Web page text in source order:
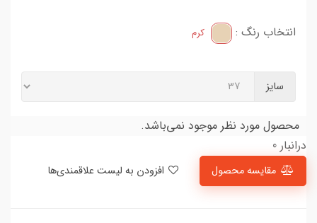
انتخاب رنگ : کرم
سایز
محصول مورد نظر موجود نمی‌باشد.
درانبار 0
مقایسه محصول